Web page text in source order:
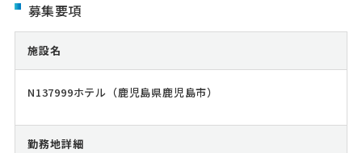
募集要項
施設名
N137999ホテル（鹿児島県鹿児島市）
勤務地詳細